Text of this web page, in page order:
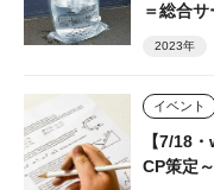
＝総合
2023年
イベント
【7/18
CP策定